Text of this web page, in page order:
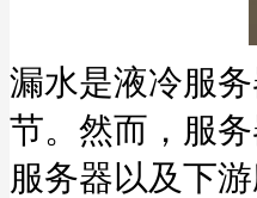
漏水是液冷服
节。然而，服
服务器以及下